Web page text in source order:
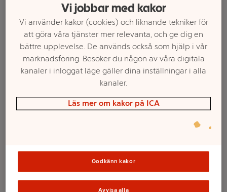
Grillstartare 800w
FCCBBQ
Välj butik och handla
Sortimentet kan variera mellan butikerna
Vi jobbar med kakor
Vi använder kakor (cookies) och liknande tekniker för
att göra våra tjänster mer relevanta, och ge dig en
bättre upplevelse. De används också som hjälp i vår
marknadsföring. Besöker du någon av våra digitala
kanaler i inloggat läge gäller dina inställningar i alla
kanaler.
Läs mer om kakor på ICA
Godkänn kakor
Avvisa alla